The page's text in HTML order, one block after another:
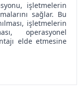
işletmelerin
sağlar. Bu
işletmelerin
operasyonel
elde etmesine